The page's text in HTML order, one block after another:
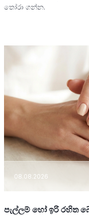
තෝරා ගන්න.
08.08.2026
පැල්ලම් හෝ ඉරි රහිත